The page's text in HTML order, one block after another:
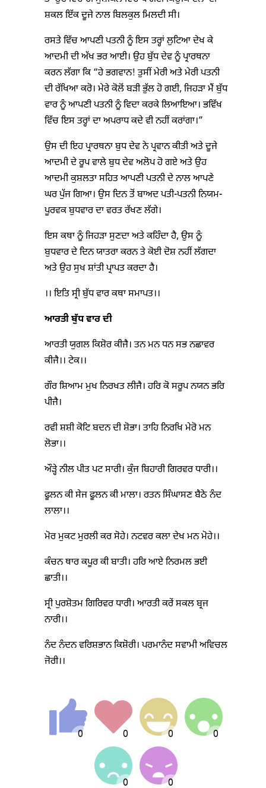
ਸ਼ਕਲ ਇੱਕ ਦੂਜੇ ਨਾਲ ਬਿਲਕੁਲ ਮਿਲਦੀ ਸੀ।
ਰਸਤੇ ਵਿੱਚ ਆਪਣੀ ਪਤਨੀ ਨੂੰ ਇਸ ਤਰ੍ਹਾਂ ਲੁਟਿਆ ਦੇਖ ਕੇ
ਆਦਮੀ ਦੀ ਅੱਖ ਭਰ ਆਈ। ਉਹ ਬੁੱਧ ਦੇਵ ਨੂੰ ਪ੍ਰਾਰਥਨਾ
ਕਰਨ ਲੱਗਾ ਕਿ “ਹੇ ਭਗਵਾਨ! ਤੁਸੀਂ ਮੇਰੀ ਅਤੇ ਮੇਰੀ ਪਤਨੀ
ਦੀ ਰੱਖਿਆ ਕਰੋ। ਮੇਰੇ ਕੋਲੋਂ ਬੜੀ ਭੁੱਲ ਹੋ ਗਈ, ਜਿਹੜਾ ਮੈਂ ਬੁੱਧ
ਵਾਰ ਨੂੰ ਆਪਣੀ ਪਤਨੀ ਨੂੰ ਵਿਦਾ ਕਰਕੇ ਲਿਆਇਆ। ਭਵਿੱਖ
ਵਿੱਚ ਇਸ ਤਰ੍ਹਾਂ ਦਾ ਅਪਰਾਧ ਕਦੇ ਵੀ ਨਹੀਂ ਕਰਾਂਗਾ।”
ਉਸ ਦੀ ਇਹ ਪ੍ਰਾਰਥਨਾ ਬੁਧ ਦੇਵ ਨੇ ਪ੍ਰਵਾਨ ਕੀਤੀ ਅਤੇ ਦੂਜੇ
ਆਦਮੀ ਦੇ ਰੂਪ ਵਾਲੇ ਬੁਧ ਦੇਵ ਅਲੋਪ ਹੋ ਗਏ ਅਤੇ ਉਹ
ਆਦਮੀ ਕੁਸ਼ਲਤਾ ਸਹਿਤ ਆਪਣੀ ਪਤਨੀ ਦੇ ਨਾਲ ਆਪਣੇ
ਘਰ ਪੁੱਜ ਗਿਆ। ਉਸ ਦਿਨ ਤੋਂ ਬਾਅਦ ਪਤੀ-ਪਤਨੀ ਨਿਯਮ-
ਪੂਰਵਕ ਬੁਧਵਾਰ ਦਾ ਵਰਤ ਰੱਖਣ ਲੱਗੇ।
ਇਸ ਕਥਾ ਨੂੰ ਜਿਹੜਾ ਸੁਣਦਾ ਅਤੇ ਕਹਿੰਦਾ ਹੈ, ਉਸ ਨੂੰ
ਬੁਧਵਾਰ ਦੇ ਦਿਨ ਯਾਤਰਾ ਕਰਨ ਤੇ ਕੋਈ ਦੋਸ਼ ਨਹੀਂ ਲੱਗਦਾ
ਅਤੇ ਉਹ ਸੁਖ ਸ਼ਾਂਤੀ ਪ੍ਰਾਪਤ ਕਰਦਾ ਹੈ।
।। ਇਤਿ ਸ੍ਰੀ ਬੁੱਧ ਵਾਰ ਕਥਾ ਸਮਾਪਤ।।
ਆਰਤੀ ਬੁੱਧ ਵਾਰ ਦੀ
ਆਰਤੀ ਯੁਗਲ ਕਿਸ਼ੋਰ ਕੀਜੈ। ਤਨ ਮਨ ਧਨ ਸਭ ਨਛਾਵਰ
ਕੀਜੈ।। ਟੇਕ।।
ਗੌਰ ਸ਼ਿਆਮ ਮੁਖ ਨਿਰਖਤ ਲੀਜੈ। ਹਰਿ ਕੋ ਸਰੂਪ ਨਯਨ ਭਰਿ
ਪੀਜੈ।
ਰਵੀ ਸ਼ਸ਼ੀ ਕੋਟਿ ਬਦਨ ਦੀ ਸ਼ੋਭਾ। ਤਾਹਿ ਨਿਰਖਿ ਮੇਰੋ ਮਨ
ਲੋਭਾ।।
ਔੜ੍ਹੇ ਨੀਲ ਪੀਤ ਪਟ ਸਾਰੀ। ਕੁੰਜ ਬਿਹਾਰੀ ਗਿਰਵਰ ਧਾਰੀ।।
ਫੂਲਨ ਕੀ ਸੇਜ ਫੂਲਨ ਕੀ ਮਾਲਾ। ਰਤਨ ਸਿੰਘਾਸਣ ਬੈਠੇ ਨੰਦ
ਲਾਲਾ।।
ਮੋਰ ਮੁਕਟ ਮੁਰਲੀ ਕਰ ਸੋਹੇ। ਨਟਵਰ ਕਲਾ ਦੇਖ ਮਨ ਮੋਹੇ।।
ਕੰਚਨ ਥਾਰ ਕਪੂਰ ਕੀ ਬਾਤੀ। ਹਰਿ ਆਏ ਨਿਰਮਲ ਭਈ
ਛਾਤੀ।।
ਸ੍ਰੀ ਪੁਰਸ਼ੋਤਮ ਗਿਰਿਵਰ ਧਾਰੀ। ਆਰਤੀ ਕਰੇਂ ਸਕਲ ਬ੍ਰਜ
ਨਾਰੀ।।
ਨੰਦ ਨੰਦਨ ਵਰਿਸ਼ਭਾਨ ਕਿਸ਼ੋਰੀ। ਪਰਮਾਨੰਦ ਸਵਾਮੀ ਅਵਿਚਲ
ਜੋਰੀ।।